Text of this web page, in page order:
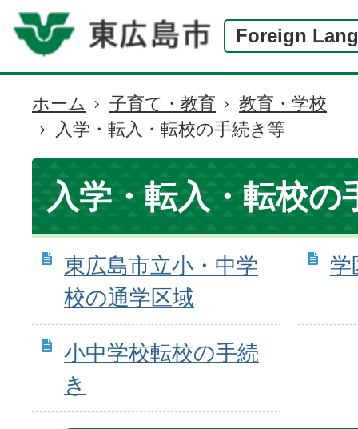
Foreign
現
在
の
置
ホーム 子育て・教育
教育・学校
入学・転入・転校の手続き等
入学・転入・転校の
東広島市立小・中学
校の通学区域
学
小中学校転校の手続
き